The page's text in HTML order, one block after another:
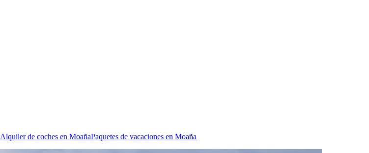
Alquiler de coches en MoañaPaquetes de vacaciones en Moaña